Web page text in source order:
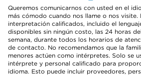
Queremos comunicarnos con usted en el
más cómodo cuando nos llame o nos visite.
interpretación calificados, incluido el
disponibles sin ningún costo, las 24 horas
semana, durante todos los horarios de
de contacto. No recomendamos que la
menores actúen como intérpretes. Solo se
intérprete y personal calificado para
idioma. Esto puede incluir proveedores,